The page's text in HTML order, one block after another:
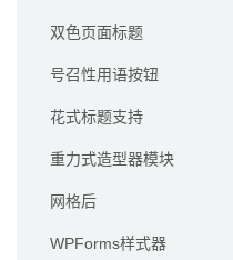
双色页面标题
号召性用语按钮
花式标题支持
重力式造型器模块
网格后
WPForms样式器